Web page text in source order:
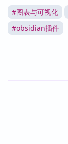
#图表与可视化
#obsidian插件